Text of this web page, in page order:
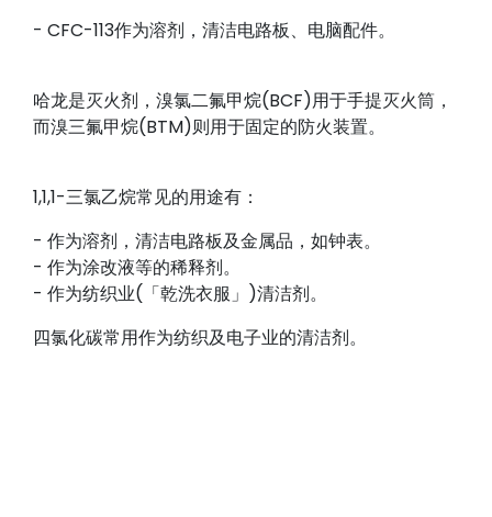
- CFC-113作为溶剂，清洁电路板、电脑配件。
哈龙是灭火剂，溴氯二氟甲烷(BCF)用于手提灭火筒，
而溴三氟甲烷(BTM)则用于固定的防火装置。
1,1,1-三氯乙烷常见的用途有：
- 作为溶剂，清洁电路板及金属品，如钟表。
- 作为涂改液等的稀释剂。
- 作为纺织业(「乾洗衣服」)清洁剂。
四氯化碳常用作为纺织及电子业的清洁剂。